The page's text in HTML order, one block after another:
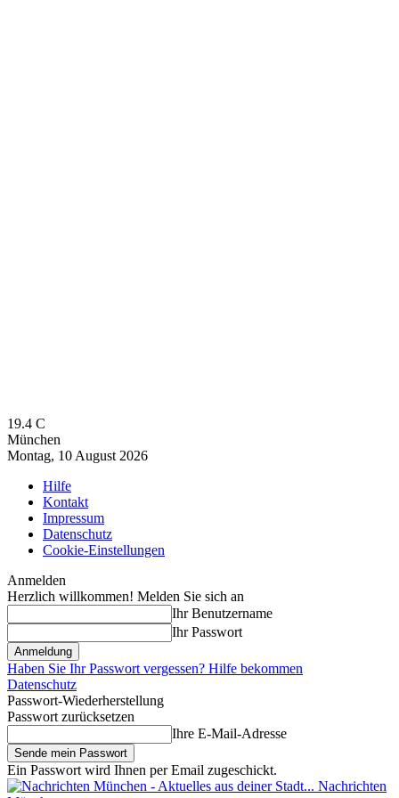
19.4 C
München
Montag, 10 August 2026
Hilfe
Kontakt
Impressum
Datenschutz
Cookie-Einstellungen
Anmelden
Herzlich willkommen! Melden Sie sich an
Ihr Benutzername
Ihr Passwort
Haben Sie Ihr Passwort vergessen? Hilfe bekommen
Datenschutz
Passwort-Wiederherstellung
Passwort zurücksetzen
Ihre E-Mail-Adresse
Ein Passwort wird Ihnen per Email zugeschickt.
Nachrichten